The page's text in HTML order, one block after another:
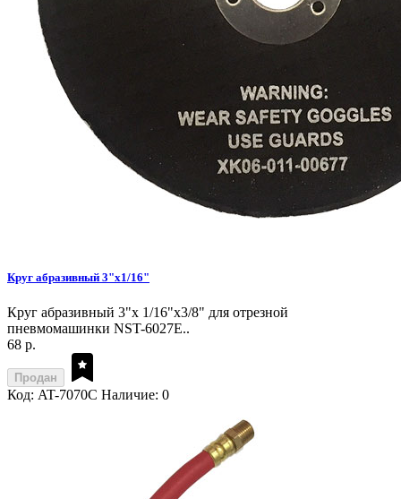
Круг абразивный 3"х1/16"
Круг абразивный 3"х 1/16"х3/8" для отрезной
пневмомашинки NST-6027E..
68 р.
Продан
Код: AT-7070C Наличие: 0